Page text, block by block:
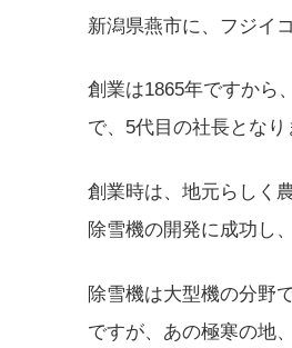
新潟県燕市に、フジイ
創業は1865年ですから
で、5代目の社長となり
創業時は、地元らしく
除雪機の開発に成功し
除雪機は大型機の分野
ですが、あの極寒の地